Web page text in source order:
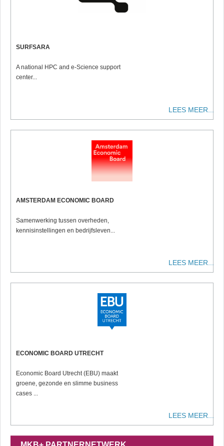
SURFSARA
A national HPC and e-Science support
center...
LEES MEER...
AMSTERDAM ECONOMIC BOARD
Samenwerking tussen overheden,
kennisinstellingen en bedrijfsleven...
LEES MEER...
ECONOMIC BOARD UTRECHT
Economic Board Utrecht (EBU) maakt
groene, gezonde en slimme business
cases ...
LEES MEER...